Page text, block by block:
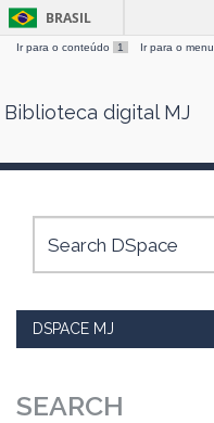
Skip
BRASIL
Ir para o conteúdo 1 Ir para o menu
Biblioteca digital MJ
DSPACE MJ
SEARCH